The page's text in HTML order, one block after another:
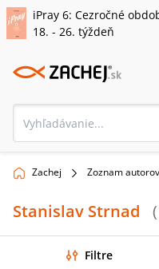
iPray 6: Cezročné
18. - 26. týždeň
Zachej Zoznam autorov
Stanislav Strnad (
Filtre